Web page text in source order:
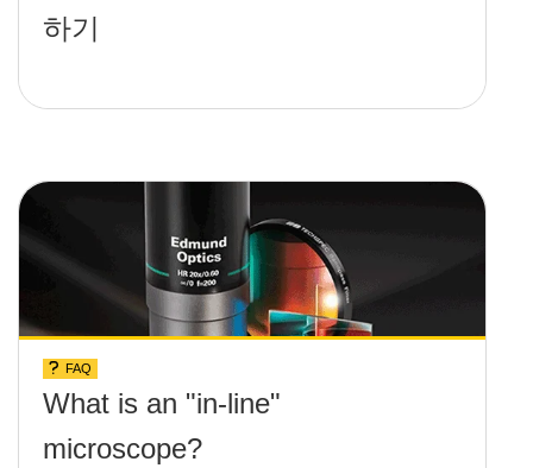
하기
FAQ
What is an "in-line"
microscope?